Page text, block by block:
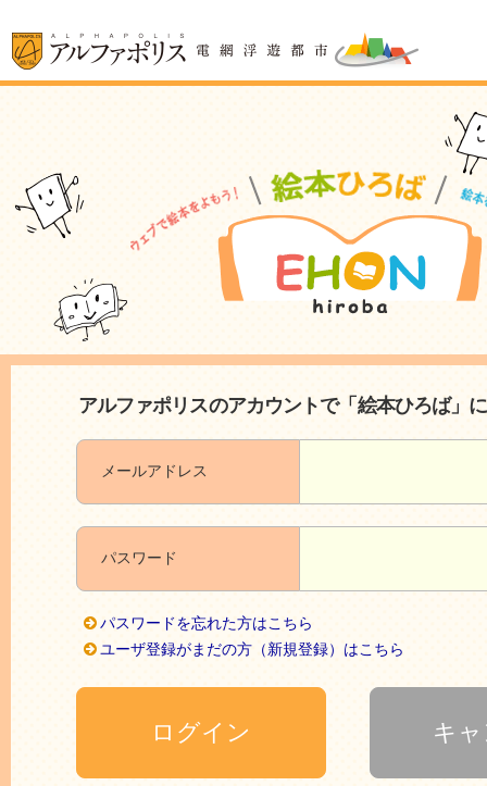
アルファポリスのアカウントで「絵本ひろば」
メールアドレス
パスワード
パスワードを忘れた方はこちら
ユーザ登録がまだの方（新規登録）はこちら